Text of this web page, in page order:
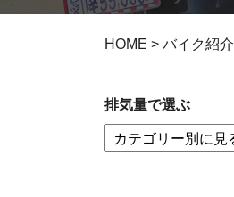
HOME > バイク紹介
排気量で選ぶ
スタッフブログ